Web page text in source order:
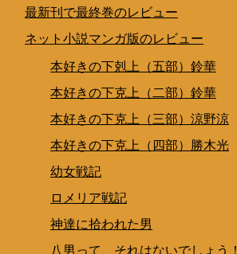
最新刊で最終巻のレビュー
ネット小説マンガ版のレビュー
本好きの下剋上（五部）鈴華
本好きの下克上（二部）鈴華
本好きの下克上（三部）涼野涼
本好きの下克上（四部）勝木光
幼女戦記
ロメリア戦記
神達に拾われた男
八男って、それはないでしょう！